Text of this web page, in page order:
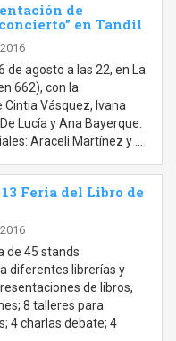
de
en Tandil
de agosto a las 22, en La
662), con la
Vásquez, Ivana
Lucía y Ana Bayerque.
Araceli Martínez y …
Feria del Libro de
de 45 stands
diferentes librerías y
de libros,
8 talleres para
4 charlas debate; 4